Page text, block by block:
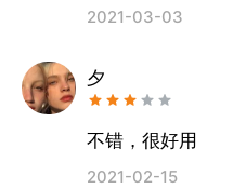
2021-03-03
夕
不错，很好用
2021-02-15